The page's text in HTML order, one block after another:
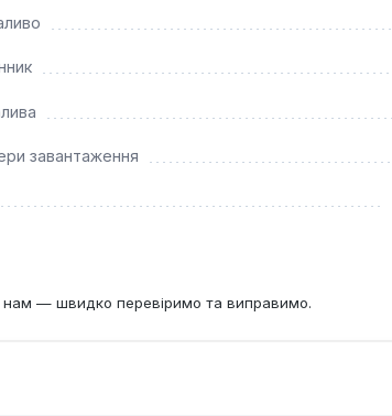
завантаження
нам — швидко перевіримо та виправимо.